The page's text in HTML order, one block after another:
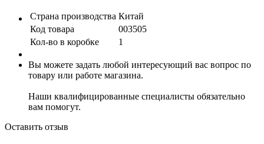
Страна производства Китай
Код товара
003505
Кол-во в коробке
1
Вы можете задать любой интересующий вас вопрос по
товару или работе магазина.
Наши квалифицированные специалисты обязательно
вам помогут.
Оставить отзыв